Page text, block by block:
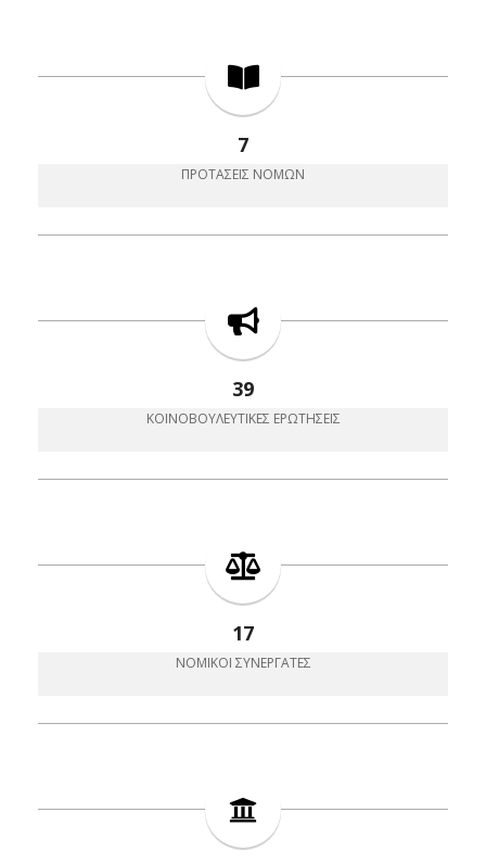
7
ΠΡΟΤΆΣΕΙΣ ΝΌΜΩΝ
39
ΚΟΙΝΟΒΟΥΛΕΥΤΙΚΈΣ ΕΡΩΤΉΣΕΙΣ
17
ΝΟΜΙΚΟΊ ΣΥΝΕΡΓΆΤΕΣ